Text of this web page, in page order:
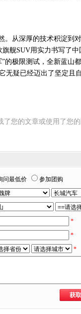
。从深厚的技术积淀到
舰SUV用实力书写了
的极限测试，全新蓝山
无疑已经迈出了坚定且
了您的文章或使用了您
问最低价
参加团购
*
*
*